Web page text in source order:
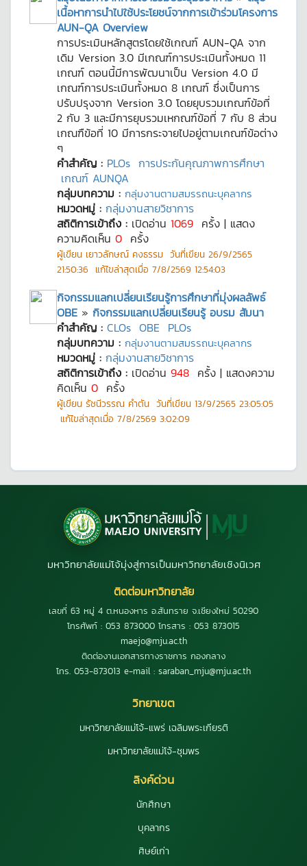
เนื้อหาการนำไปใช้ประโยชน์จากการเข้าร่วมโครงการ
AUN-QA Overview
การประเมินหลักสูตรโดยใช้เกณฑ์ AUN-QA จาก
เดิม Version 3.0 มีเกณฑ์การประเมินทั้งหมด 11
เกณฑ์ ตอนนี้มีการพัฒนาเป็น Version 4.0 มี
เกณฑ์การประเมินทั้งหมด 8 เกณฑ์ ซึ่งเป็นการ
ปรับปรุงจาก Version 3.0 โดยยุบรวมเกณฑ์ข้อที่
2 กับ 3 และมีการยุบรวมเหกณฑ์ข้อที่ 7 กับ 8 ส่วน
เกณฑืข้อที่ 10 มีการกระจายไปอยู่ตามเกณฑ์ข้อต่าง
ๆ
คำสำคัญ : PLOs การประกันคุณภาพการศึกษา
เกณฑ์ AUNQA
กลุ่มบทความ : กลุ่มงานตามสมรรถนะบุคลากร
หมวดหมู่ : กลุ่มงานสายวิชาการ
สถิติการเข้าถึง : เปิดอ่าน 1069 ครั้ง | แสดง
ความคิดเห็น 0 ครั้ง
ผู้เขียน เยาวลักษณ์ คงธรรม วันที่เขียน 26/9/2565
21:50:36 แก้ไขล่าสุดเมื่อ 7/8/2569 12:54:03
กิจกรรมแลกเปลี่ยนเรียนรู้การศึกษาที่มุ่งผลลัพธ์
OBE » กิจกรรมแลกเปลี่ยนเรียนรู้ อบรม สัมนา
คำสำคัญ : CLOs OBE PLOs
กลุ่มบทความ : กลุ่มงานตามสมรรถนะบุคลากร
หมวดหมู่ : กลุ่มงานสายวิชาการ
สถิติการเข้าถึง : เปิดอ่าน 948 ครั้ง | แสดงความ
คิดเห็น 0 ครั้ง
ผู้เขียน รัชนีวรรณ คำตัน วันที่เขียน 13/9/2565 23:05:05
แก้ไขล่าสุดเมื่อ 7/8/2569 3:02:09
มหาวิทยาลัยแม่โจ้มุ่งสู่การเป็นมหาวิทยาลัยเชิงนิเวศ
ติดต่อมหาวิทยาลัย
เลขที่ 63 หมู่ 4 ต.หนองหาร อ.สันทราย จ.เชียงใหม่ 50290
โทรศัพท์ : 053 873000 โทรสาร : 053 873015
maejo@mju.ac.th
ติดต่องานเอกสารทางราชการ กองกลาง
โทร. 053-873013 e-mail : saraban_mju@mju.ac.th
วิทยาเขต
มหาวิทยาลัยแม่โจ้-แพร่ เฉลิมพระเกียรติ
มหาวิทยาลัยแม่โจ้-ชุมพร
ลิงค์ด่วน
นักศึกษา
บุคลากร
ศิษย์เก่า